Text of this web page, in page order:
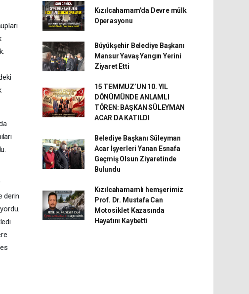
derin
Kızılcahamam'da Devre mülk
Operasyonu
Büyükşehir Belediye Başkanı
Mansur Yavaş Yangın Yerini
Ziyaret Etti
15 TEMMUZ’UN 10. YIL
DÖNÜMÜNDE ANLAMLI
TÖREN: BAŞKAN SÜLEYMAN
ACAR DA KATILDI
Belediye Başkanı Süleyman
Acar İşyerleri Yanan Esnafa
Geçmiş Olsun Ziyaretinde
Bulundu
Kızılcahamamlı hemşerimiz
Prof. Dr. Mustafa Can
Motosiklet Kazasında
Hayatını Kaybetti